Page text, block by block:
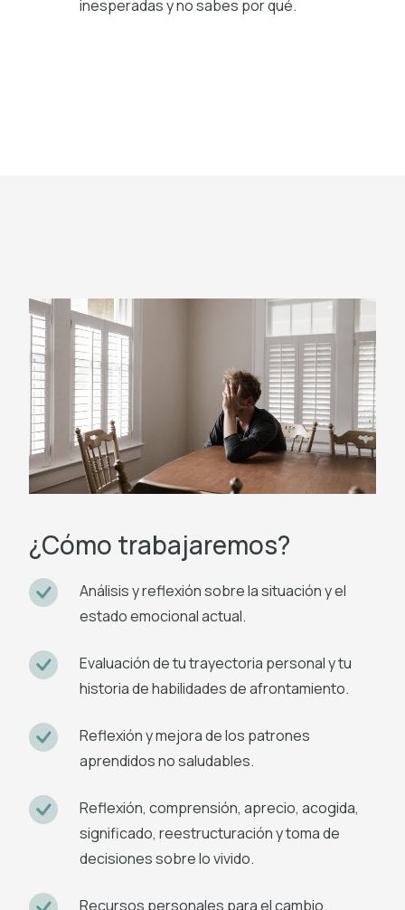
inesperadas y no sabes por qué.
¿Cómo trabajaremos?
Análisis y reflexión sobre la situación y el
estado emocional actual.
Evaluación de tu trayectoria personal y tu
historia de habilidades de afrontamiento.
Reflexión y mejora de los patrones
aprendidos no saludables.
Reflexión, comprensión, aprecio, acogida,
significado, reestructuración y toma de
decisiones sobre lo vivido.
Recursos personales para el cambio.